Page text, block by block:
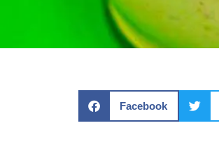
Facebook